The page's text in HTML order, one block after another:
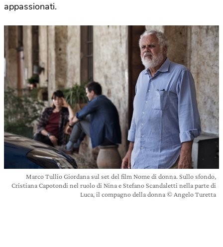
appassionati.
Marco Tullio Giordana sul set del film Nome di donna. Sullo sfondo,
Cristiana Capotondi nel ruolo di Nina e Stefano Scandaletti nella parte di
Luca, il compagno della donna © Angelo Turetta